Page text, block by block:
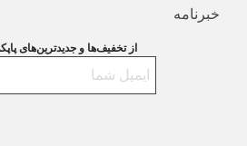
خبرنامه
از تخفیف‌ها و جدیدترین‌های